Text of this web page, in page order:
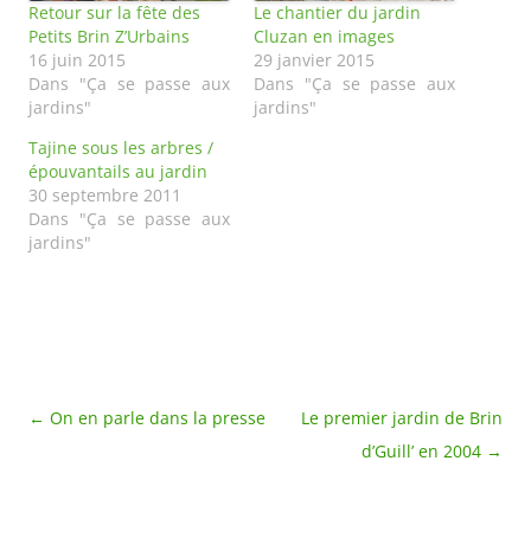
Retour sur la fête des
Petits Brin Z’Urbains
16 juin 2015
Dans "Ça se passe aux
jardins"
Le chantier du jardin
Cluzan en images
29 janvier 2015
Dans "Ça se passe aux
jardins"
Tajine sous les arbres /
épouvantails au jardin
30 septembre 2011
Dans "Ça se passe aux
jardins"
Navigation
← On en parle dans la presse
Le premier jardin de Brin
d’Guill’ en 2004 →